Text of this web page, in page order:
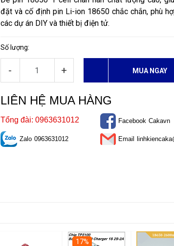
đặt và cố định pin Li-ion 18650 chắc chắn, phù
các dự án DIY và thiết bị điện tử.
Số lượng:
- + MUA NGAY
LIÊN HỆ MUA HÀNG
Tổng đài: 0963631012
Zalo 0963631012
Facebook Cakavn
Email
17%